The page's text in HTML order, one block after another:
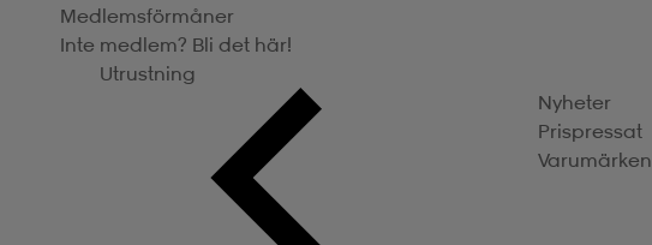
Medlemsförmåner
Inte medlem? Bli det här!
Utrustning
Nyheter
Prispressat
Varumärken